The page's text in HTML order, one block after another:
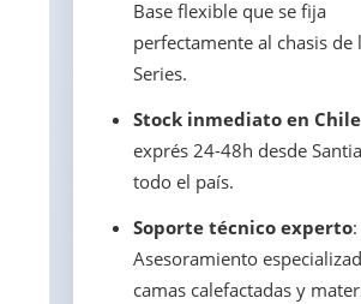
Base flexible que se fija
perfectamente al chasis de
Series.
Stock inmediato en Chile
exprés 24-48h desde
todo el país.
Soporte técnico experto:
Asesoramiento
camas calefactadas y